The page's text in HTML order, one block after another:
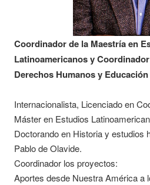
Coordinador de la Maestría en
Latinoamericanos y
Derechos Humanos y
Internacionalista, Licenciado en
Máster en Estudios
Doctorando en Historia y estudios
Pablo de Olavide.
Coordinador los proyectos:
Aportes desde Nuestra América a